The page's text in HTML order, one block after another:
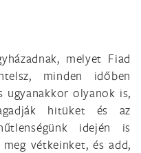
melyet Fiad
minden időben
ugyanakkor olyanok is,
hitüket és az
idején is
meg vétkeinket, és add,